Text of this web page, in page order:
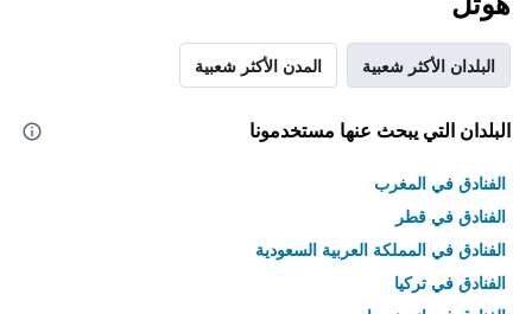
البلدان الأكثر شعبية المدن الأكثر شعبية
البلدان التي يبحث عنها مستخدمونا
الفنادق في المغرب
الفنادق في قطر
الفنادق في المملكة العربية السعودية
الفنادق في تركيا